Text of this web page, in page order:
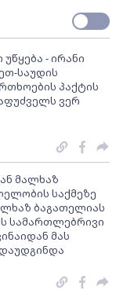
- ირანი
საუდის
პაქტის
ვერ
მალხაზ
საქმეზე
ბაგათელიას
სამართლებრივი
მას